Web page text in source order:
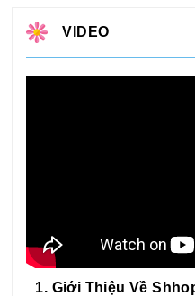
VIDEO
1. Giới Thiệu Về